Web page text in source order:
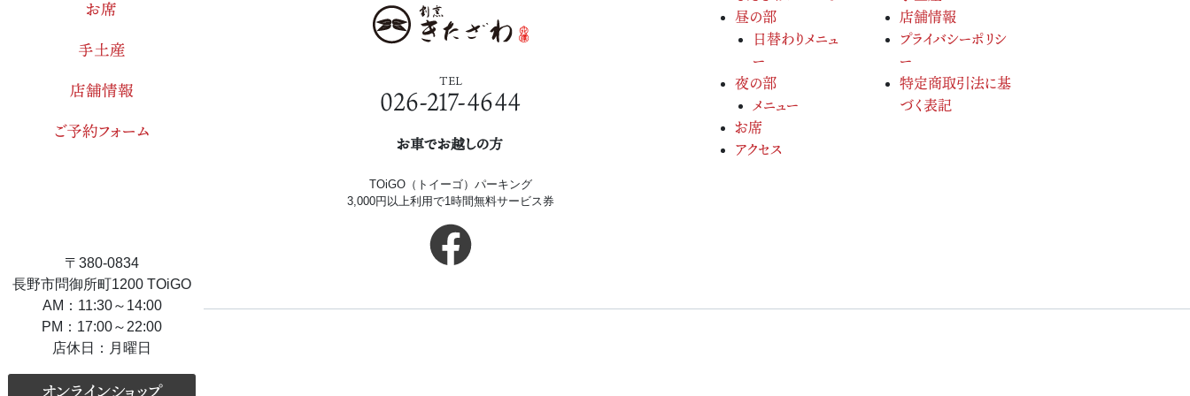
お席
手土産
店舗情報
ご予約フォーム
〒380-0834
長野市問御所町1200 TOiGO
AM：11:30～14:00
PM：17:00～22:00
店休日：月曜日
TEL
026-217-4644
お車でお越しの方
TOiGO（トイーゴ）パーキング
3,000円以上利用で1時間無料サービス券
昼の部
日替わりメニュ
ー
夜の部
メニュー
お席
アクセス
店舗情報
プライバシーポリシ
ー
特定商取引法に基
づく表記